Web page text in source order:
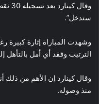
ستدخل”.
وشهدت المباراة إثارة
الترتيب وفقد أي أمل بالتأهل
وقال كينارد إن الأهم من ذلك
منذ وصوله.